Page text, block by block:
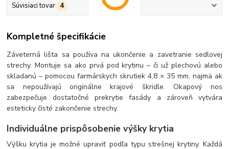
Súvisiaci tovar 4
Kompletné špecifikácie
Záveterná lišta sa používa na ukončenie a zavetranie sedlovej
strechy. Montuje sa ako prvá pod krytinu – či už plechovú alebo
skladanú – pomocou farmárskych skrutiek 4,8 × 35 mm, najmä ak
sa nepoužívajú originálne krajové škridle. Okapový nos
zabezpečuje dostatočné prekrytie fasády a zároveň vytvára
esteticky čisté zakončenie strechy.
Individuálne prispôsobenie výšky krytia
Výšku krytia je možné upraviť podľa typu strešnej krytiny. Každá